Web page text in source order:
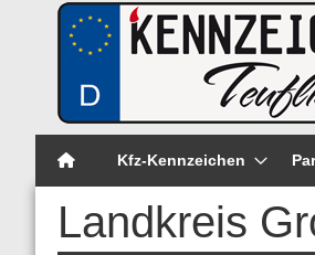
Kfz-Kennzeichen
Landkreis